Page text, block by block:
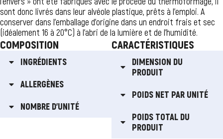
sont donc livrés dans leur alvéole plastique, prêts à l’emploi. A
conserver dans l’emballage d’origine dans un endroit frais et sec
(idéalement 16 à 20°C) à l’abri de la lumière et de l’humidité.
COMPOSITION
INGRÉDIENTS
ALLERGÈNES
NOMBRE D'UNITÉ
CARACTÉRISTIQUES
DIMENSION DU
PRODUIT
POIDS NET PAR UNITÉ
POIDS TOTAL DU
PRODUIT